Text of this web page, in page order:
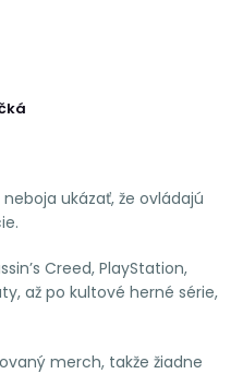
ukázať, že ovládajú
Creed, PlayStation,
až po kultové herné série,
merch, takže žiadne